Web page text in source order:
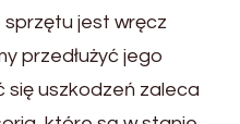
jest wręcz
przedłużyć jego
się uszkodzeń zaleca